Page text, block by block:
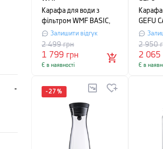
Карафа для води з
фільтром WMF BASIC,
об'єм 1,5 л, прозорий з
сірим
Залишити відгук
1 799 грн
2 499грн
Є в наявності
Карафа
GEFU
літр,
2 065
2 950
Є в
-27 %